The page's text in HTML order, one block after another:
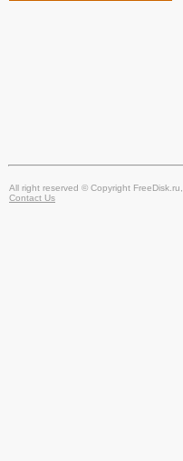
All right reserved © Copyright
Contact Us